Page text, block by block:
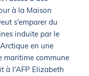
à la Maison
s'emparer du
induite par le
en une
maritime commune
à l'AFP Elizabeth